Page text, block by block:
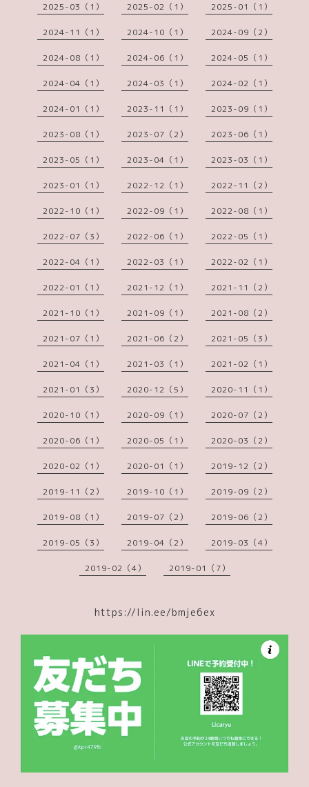
2025-03（1） 2025-02（1） 2025-01（1）
2024-11（1） 2024-10（1） 2024-09（2）
2024-08（1） 2024-06（1） 2024-05（1）
2024-04（1） 2024-03（1） 2024-02（1）
2024-01（1） 2023-11（1） 2023-09（1）
2023-08（1） 2023-07（2） 2023-06（1）
2023-05（1） 2023-04（1） 2023-03（1）
2023-01（1） 2022-12（1） 2022-11（2）
2022-10（1） 2022-09（1） 2022-08（1）
2022-07（3） 2022-06（1） 2022-05（1）
2022-04（1） 2022-03（1） 2022-02（1）
2022-01（1） 2021-12（1） 2021-11（2）
2021-10（1） 2021-09（1） 2021-08（2）
2021-07（1） 2021-06（2） 2021-05（3）
2021-04（1） 2021-03（1） 2021-02（1）
2021-01（3） 2020-12（5） 2020-11（1）
2020-10（1） 2020-09（1） 2020-07（2）
2020-06（1） 2020-05（1） 2020-03（2）
2020-02（1） 2020-01（1） 2019-12（2）
2019-11（2） 2019-10（1） 2019-09（2）
2019-08（1） 2019-07（2） 2019-06（2）
2019-05（3） 2019-04（2） 2019-03（4）
2019-02（4） 2019-01（7）
https://lin.ee/bmje6ex